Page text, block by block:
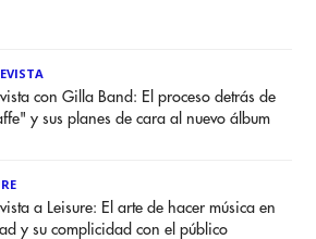
con Gilla Band: El proceso detrás de
y sus planes de cara al nuevo álbum
a Leisure: El arte de hacer música en
y su complicidad con el público